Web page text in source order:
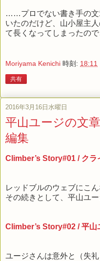
……プロでない書き手の文
いたのだけど、山小屋主
て長くなってしまったので
Moriyama Kenichi 時刻: 18:11
共有
2016年3月16日水曜日
平山ユージの文
編集
Climber’s Story#01 / クラ
レッドブルのウェブにこ
その続きとして、平山ユ
Climber’s Story#02 / 平山
ユージさんは意外と（失